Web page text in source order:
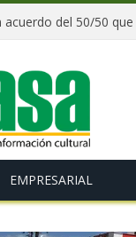
EMPRESARIAL